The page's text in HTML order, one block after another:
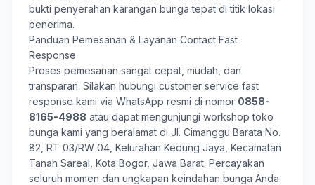
bukti penyerahan karangan bunga tepat di titik lokasi
penerima.
Panduan Pemesanan & Layanan Contact Fast
Response
Proses pemesanan sangat cepat, mudah, dan
transparan. Silakan hubungi customer service fast
response kami via WhatsApp resmi di nomor 0858-
8165-4988 atau dapat mengunjungi workshop toko
bunga kami yang beralamat di Jl. Cimanggu Barata No.
82, RT 03/RW 04, Kelurahan Kedung Jaya, Kecamatan
Tanah Sareal, Kota Bogor, Jawa Barat. Percayakan
seluruh momen dan ungkapan keindahan bunga Anda